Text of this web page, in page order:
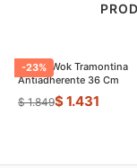
-23%
Sarten Wok Tramontina
Antiadherente 36 Cm
$ 1.849$ 1.431